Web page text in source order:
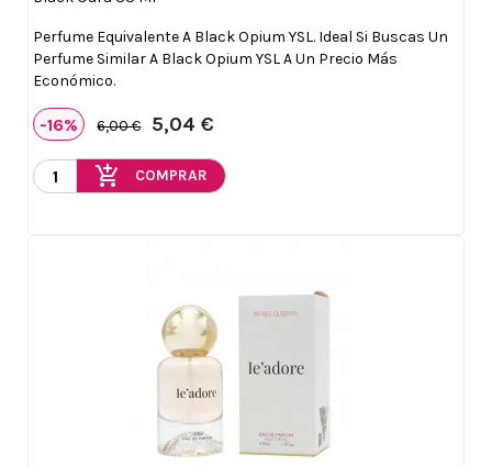
Perfume Equivalente A Black Opium YSL. Ideal Si Buscas Un
Perfume Similar A Black Opium YSL A Un Precio Más
Económico.
-16% 6,00 € 5,04 €
add_shopping_cart COMPRAR